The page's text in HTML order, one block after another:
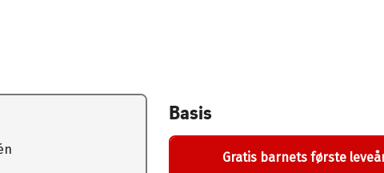
Basis
Gratis barnets første